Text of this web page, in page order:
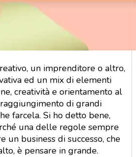
un imprenditore o altro,
ed un mix di elementi
creatività e orientamento al
di grandi
farcela. Si ho detto bene,
una delle regole sempre
un business di successo, che
è pensare in grande.